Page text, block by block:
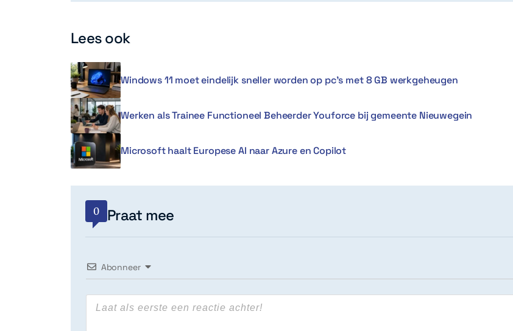
Lees ook
Windows 11 moet eindelijk sneller worden op pc’s met 8 GB werkgeheugen
Werken als Trainee Functioneel Beheerder Youforce bij gemeente Nieuwegein
Microsoft haalt Europese AI naar Azure en Copilot
0 Praat mee
Abonneer